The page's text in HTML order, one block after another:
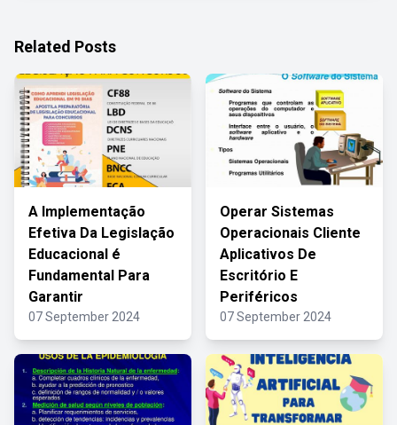
Related Posts
A Implementação
Efetiva Da Legislação
Educacional é
Fundamental Para
Garantir
07 September 2024
Operar Sistemas
Operacionais Cliente
Aplicativos De
Escritório E
Periféricos
07 September 2024